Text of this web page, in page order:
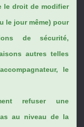
le droit de modifier
le jour même) pour
de sécurité,
autres telles
le
refuser une
au niveau de la